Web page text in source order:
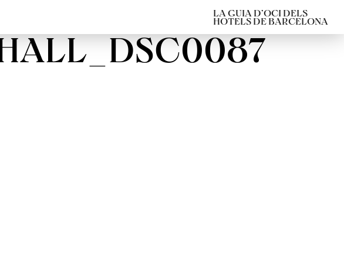
LA GUIA D’OCI DELS
HOTELS DE BARCELONA